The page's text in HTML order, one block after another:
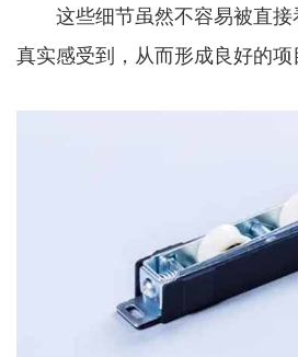
这些细节虽然不容易被直接
真实感受到，从而形成良好的项